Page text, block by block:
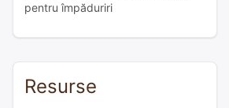
pentru împăduriri
Resurse